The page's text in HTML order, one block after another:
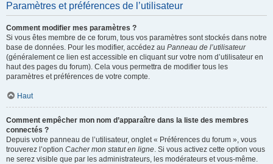
Paramètres et préférences de l’utilisateur
Comment modifier mes paramètres ?
Si vous êtes membre de ce forum, tous vos paramètres sont stockés dans notre
base de données. Pour les modifier, accédez au Panneau de l’utilisateur
(généralement ce lien est accessible en cliquant sur votre nom d’utilisateur en
haut des pages du forum). Cela vous permettra de modifier tous les
paramètres et préférences de votre compte.
Haut
Comment empêcher mon nom d’apparaître dans la liste des membres
connectés ?
Depuis votre panneau de l’utilisateur, onglet « Préférences du forum », vous
trouverez l’option Cacher mon statut en ligne. Si vous activez cette option vous
ne serez visible que par les administrateurs, les modérateurs et vous-même.